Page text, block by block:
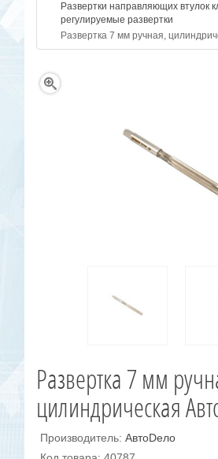
Развертки направляющих втулок
регулируемые развертки
Развертка 7 мм ручная,
Развертка 7 мм
цилиндрическая
Производитель:АвтоDело